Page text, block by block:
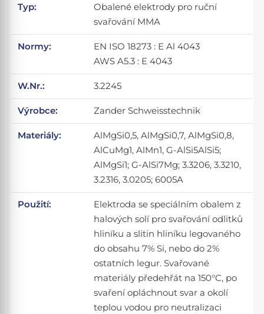
Typ:
Obalené elektrody pro ruční
svařování MMA
Normy:
EN ISO 18273 : E Al 4043
AWS A5.3 : E 4043
W.Nr.: 3.2245
Výrobce: Zander Schweisstechnik
Materiály:
AlMgSi0,5, AlMgSi0,7, AlMgSi0,8,
AlCuMg1, AlMn1, G-AlSi5AlSi5;
AlMgSi1; G-AlSi7Mg; 3.3206, 3.3210,
3.2316, 3.0205; 6005A
Použití:
Elektroda se speciálním obalem z
halových solí pro svařování odlitků
hliníku a slitin hliníku legovaného
do obsahu 7% Si, nebo do 2%
ostatních legur. Svařované
materiály předehřát na 150°C, po
svaření opláchnout svar a okolí
teplou vodou pro neutralizaci